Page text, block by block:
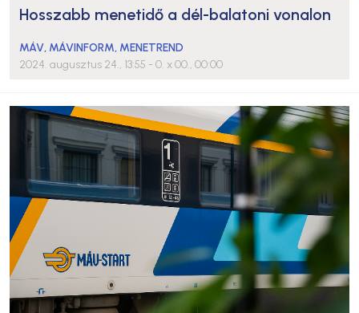
Hosszabb menetidő a dél-balatoni vonalon
MÁV, MÁVINFORM, MENETREND
2024. augusztus 24., 13:55 - 0. x 00., 00:00